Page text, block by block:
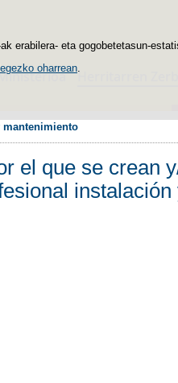
erabilera- eta gogobetetasun-
oharreanHerritarren
mantenimiento
el que se crean